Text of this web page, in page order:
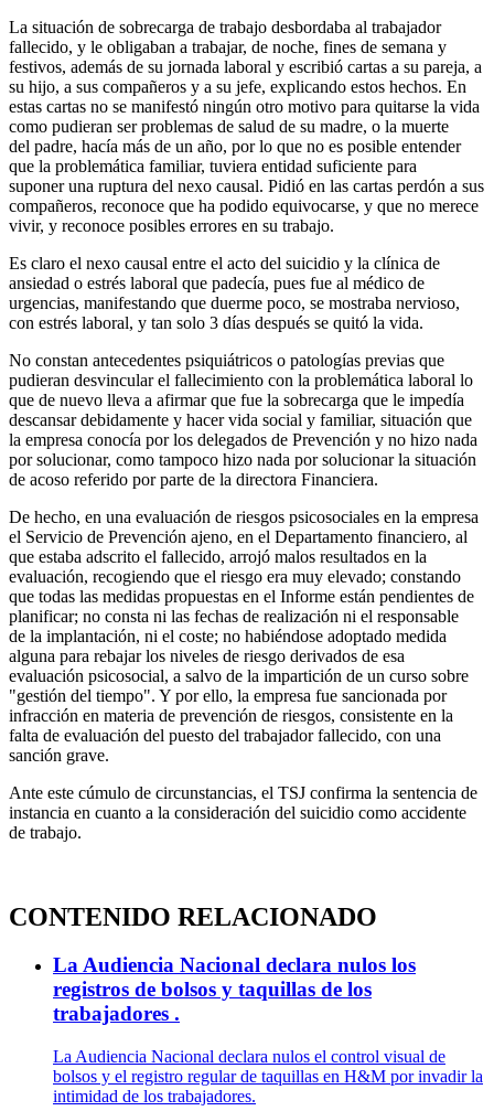
La situación de sobrecarga de trabajo desbordaba al trabajador
fallecido, y le obligaban a trabajar, de noche, fines de semana y
festivos, además de su jornada laboral y escribió cartas a su pareja, a
su hijo, a sus compañeros y a su jefe, explicando estos hechos. En
estas cartas no se manifestó ningún otro motivo para quitarse la vida
como pudieran ser problemas de salud de su madre, o la muerte
del padre, hacía más de un año, por lo que no es posible entender
que la problemática familiar, tuviera entidad suficiente para
suponer una ruptura del nexo causal. Pidió en las cartas perdón a sus
compañeros, reconoce que ha podido equivocarse, y que no merece
vivir, y reconoce posibles errores en su trabajo.
Es claro el nexo causal entre el acto del suicidio y la clínica de
ansiedad o estrés laboral que padecía, pues fue al médico de
urgencias, manifestando que duerme poco, se mostraba nervioso,
con estrés laboral, y tan solo 3 días después se quitó la vida.
No constan antecedentes psiquiátricos o patologías previas que
pudieran desvincular el fallecimiento con la problemática laboral lo
que de nuevo lleva a afirmar que fue la sobrecarga que le impedía
descansar debidamente y hacer vida social y familiar, situación que
la empresa conocía por los delegados de Prevención y no hizo nada
por solucionar, como tampoco hizo nada por solucionar la situación
de acoso referido por parte de la directora Financiera.
De hecho, en una evaluación de riesgos psicosociales en la empresa
el Servicio de Prevención ajeno, en el Departamento financiero, al
que estaba adscrito el fallecido, arrojó malos resultados en la
evaluación, recogiendo que el riesgo era muy elevado; constando
que todas las medidas propuestas en el Informe están pendientes de
planificar; no consta ni las fechas de realización ni el responsable
de la implantación, ni el coste; no habiéndose adoptado medida
alguna para rebajar los niveles de riesgo derivados de esa
evaluación psicosocial, a salvo de la impartición de un curso sobre
"gestión del tiempo". Y por ello, la empresa fue sancionada por
infracción en materia de prevención de riesgos, consistente en la
falta de evaluación del puesto del trabajador fallecido, con una
sanción grave.
Ante este cúmulo de circunstancias, el TSJ confirma la sentencia de
instancia en cuanto a la consideración del suicidio como accidente
de trabajo.
CONTENIDO RELACIONADO
La Audiencia Nacional declara nulos los
registros de bolsos y taquillas de los
trabajadores .
La Audiencia Nacional declara nulos el control visual de
bolsos y el registro regular de taquillas en H&M por invadir la
intimidad de los trabajadores.